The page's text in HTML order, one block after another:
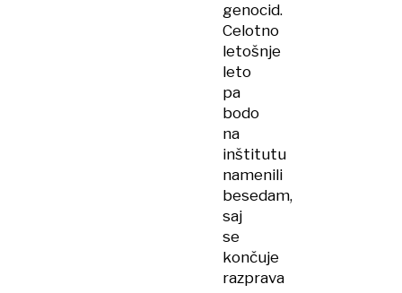
genocid.
Celotno
letošnje
leto
pa
bodo
na
inštitutu
namenili
besedam,
saj
se
končuje
razprava